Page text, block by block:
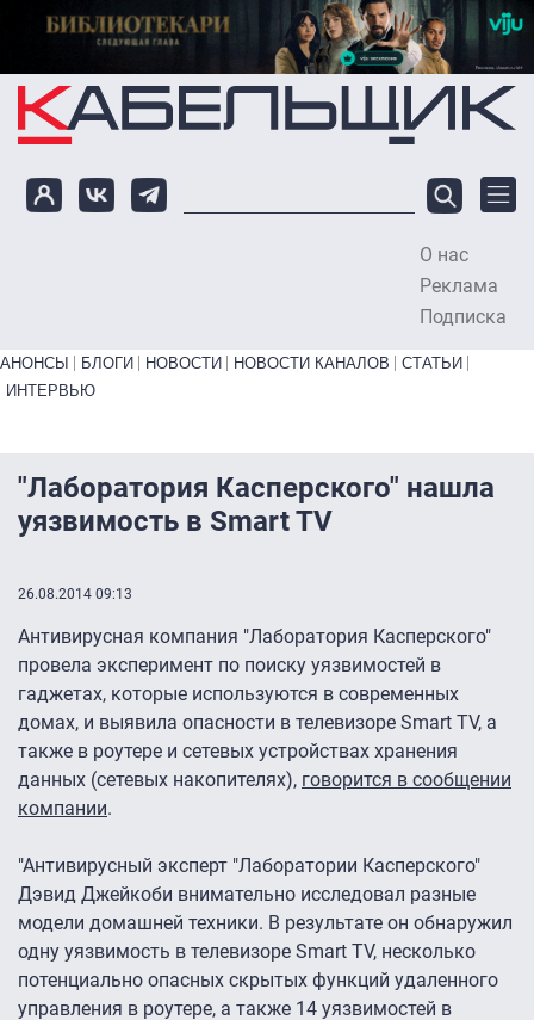
Перейти к основному содержанию
О нас
Реклама
Подписка
Primary links bottom
АНОНСЫ БЛОГИ НОВОСТИ НОВОСТИ КАНАЛОВ
СТАТЬИ
ИНТЕРВЬЮ
"Лаборатория Касперского" нашла
уязвимость в Smart TV
26.08.2014 09:13
Антивирусная компания "Лаборатория Касперского"
провела эксперимент по поиску уязвимостей в
гаджетах, которые используются в современных
домах, и выявила опасности в телевизоре Smart TV, а
также в роутере и сетевых устройствах хранения
данных (сетевых накопителях), говорится в сообщении
компании.
"Антивирусный эксперт "Лаборатории Касперского"
Дэвид Джейкоби внимательно исследовал разные
модели домашней техники. В результате он обнаружил
одну уязвимость в телевизоре Smart TV, несколько
потенциально опасных скрытых функций удаленного
управления в роутере, а также 14 уязвимостей в